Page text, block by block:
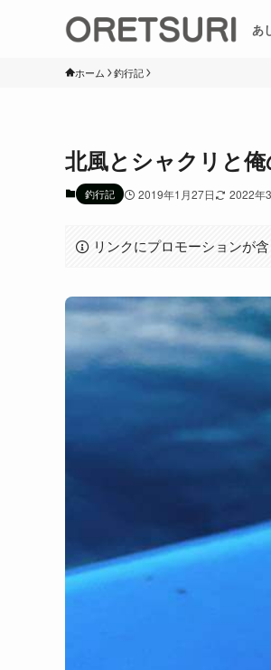
あ
ホーム 釣行記
北風とシャクリと
釣行記 2019年1月27日 2022年
リンクにプロモーションが